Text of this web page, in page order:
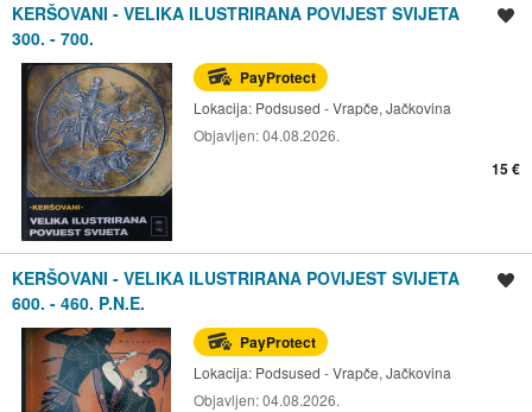
KERŠOVANI - VELIKA ILUSTRIRANA POVIJEST SVIJETA
300. - 700.
PayProtect
Lokacija: Podsused - Vrapče, Jačkovina
Objavljen:04.08.2026.
15 €
KERŠOVANI - VELIKA ILUSTRIRANA POVIJEST SVIJETA
600. - 460. P.N.E.
PayProtect
Lokacija: Podsused - Vrapče, Jačkovina
Objavljen:04.08.2026.